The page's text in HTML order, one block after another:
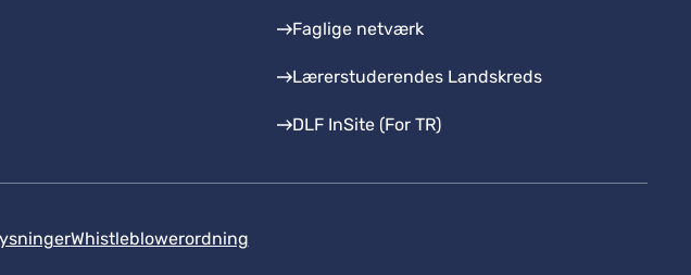
Faglige netværk
Lærerstuderendes Landskreds
DLF InSite (For TR)
Whistleblowerordning